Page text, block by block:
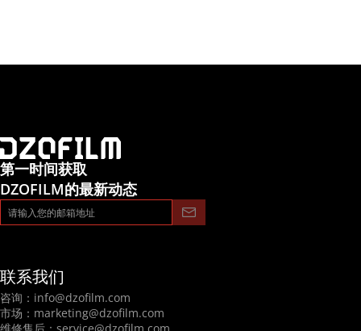
第一时间获取
DZOFILM的最新动态
联系我们
咨询： info@dzofilm.com
市场： marketing@dzofilm.com